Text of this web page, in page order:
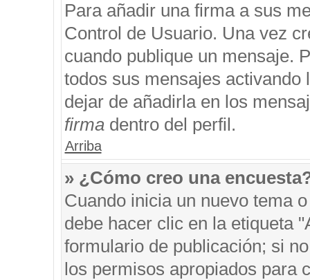
Para añadir una firma a sus
Control de Usuario. Una vez
cuando publique un mensaje.
todos sus mensajes
dejar de añadirla en los
firmadentro del perfil.
Arriba
» ¿Cómo creo una
Cuando inicia un nuevo tema
debe hacer clic en la etiqueta
formulario de publicación; si
los permisos apropiados para